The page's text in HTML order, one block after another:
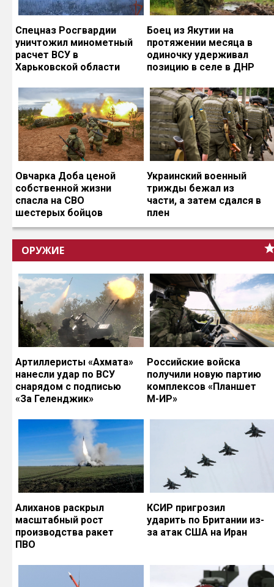
Спецназ Росгвардии
уничтожил минометный
расчет ВСУ в
Харьковской области
Боец из Якутии на
протяжении месяца в
одиночку удерживал
позицию в селе в ДНР
Овчарка Доба ценой
собственной жизни
спасла на СВО
шестерых бойцов
Украинский военный
трижды бежал из
части, а затем сдался в
плен
ОРУЖИЕ
Артиллеристы «Ахмата»
нанесли удар по ВСУ
снарядом с подписью
«За Геленджик»
Российские войска
получили новую партию
комплексов «Планшет
М-ИР»
Алиханов раскрыл
масштабный рост
производства ракет
ПВО
КСИР пригрозил
ударить по Британии из-
за атак США на Иран